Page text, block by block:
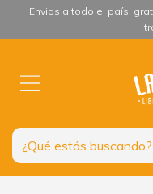
Envios a todo el país,